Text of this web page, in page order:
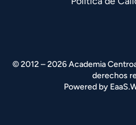
© 2012 – 2026 Academia
derechos
Powered by